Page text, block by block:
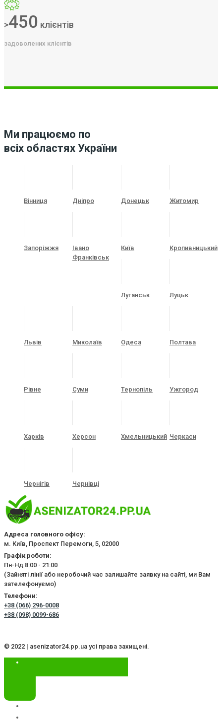
>450 клієнтів
задоволених клієнтів
Ми працюємо по
всіх областях України
Вінниця Дніпро Донецьк Житомир
Запоріжжя
Івано
Франківськ
Київ Кропивницький
Луганськ Луцьк
Львів Миколаїв Одеса Полтава
Рівне Суми Тернопіль Ужгород
Харків Херсон Хмельницький Черкаси
Чернігів Чернівці
Адреса головного офісу:
м. Київ, Проспект Перемоги, 5, 02000
Графік роботи:
Пн-Нд 8:00 - 21:00
(Зайняті лінії або неробочий час залишайте заявку на сайті, ми Вам
зателефонуємо)
Телефони:
+38 (066) 296-0008
+38 (098) 0099-686
© 2022 | asenizator24.pp.ua усі права захищені.